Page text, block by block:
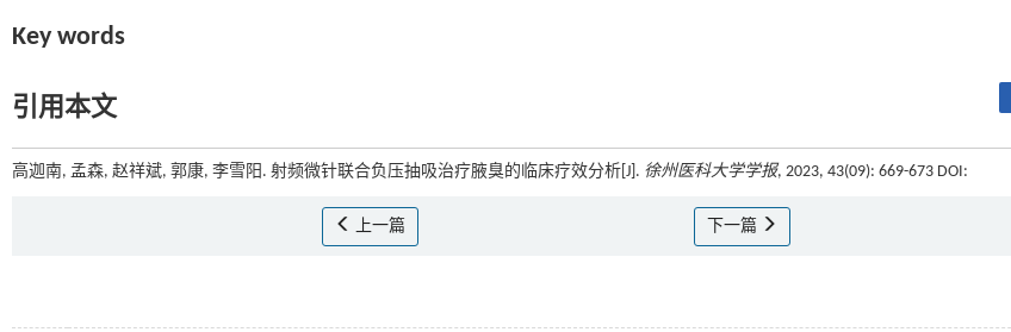
Key words
引用本文
高迦南, 孟森, 赵祥斌, 郭康, 李雪阳. 射频微针联合负压抽吸治疗腋臭的临床疗效分析[J]. 徐州医科大学学报, 2023, 43(09): 669-673 DOI:
上一篇 下一篇